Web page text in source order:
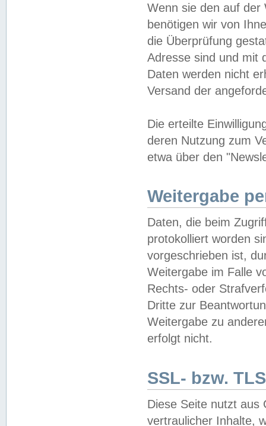
Wenn sie den auf der
benötigen wir von
die Überprüfung
Adresse sind und mit
Daten werden nicht
Versand der
Die erteilte
deren Nutzung zum
etwa über den
Weitergabe
Daten, die beim
protokolliert worden
vorgeschrieben ist,
Weitergabe im Falle
Rechts- oder
Dritte zur
Weitergabe zu
erfolgt nicht.
SSL- bzw.
Diese Seite nutzt aus
vertraulicher Inhalte,